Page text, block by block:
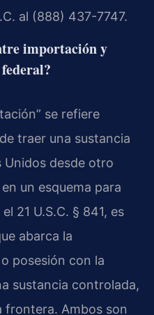
al (888) 437-7747.
importación y
se refiere
traer una sustancia
Unidos desde otro
un esquema para
21 U.S.C. § 841, es
abarca la
posesión con la
sustancia controlada,
frontera. Ambos son